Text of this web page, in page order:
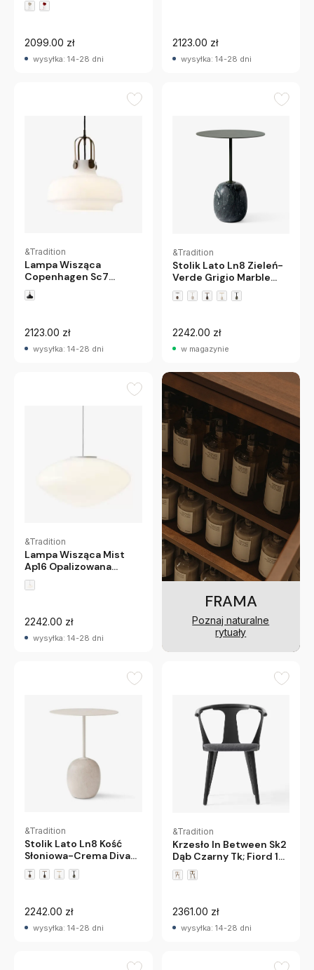
Andtradition
2099.00 zł
wysyłka: 14-28 dni
2123.00 zł
wysyłka: 14-28 dni
&Tradition
Lampa Wisząca
Copenhagen Sc7
Opalizowana
Andtradition
2123.00 zł
wysyłka: 14-28 dni
&Tradition
Stolik Lato Ln8 Zieleń-
Verde Grigio Marble
Andtradition
2242.00 zł
w magazynie
&Tradition
Lampa Wisząca Mist
Ap16 Opalizowana
Andtradition
2242.00 zł
wysyłka: 14-28 dni
FRAMA
Poznaj naturalne
rytuały
&Tradition
Stolik Lato Ln8 Kość
Słoniowa-Crema Diva
Marble Andtradition
2242.00 zł
wysyłka: 14-28 dni
&Tradition
Krzesło In Between Sk2
Dąb Czarny Tk; Fiord 191
Andtradition
2361.00 zł
wysyłka: 14-28 dni